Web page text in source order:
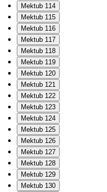
Mektub 114
Mektub 115
Mektub 116
Mektub 117
Mektub 118
Mektub 119
Mektub 120
Mektub 121
Mektub 122
Mektub 123
Mektub 124
Mektub 125
Mektub 126
Mektub 127
Mektub 128
Mektub 129
Mektub 130